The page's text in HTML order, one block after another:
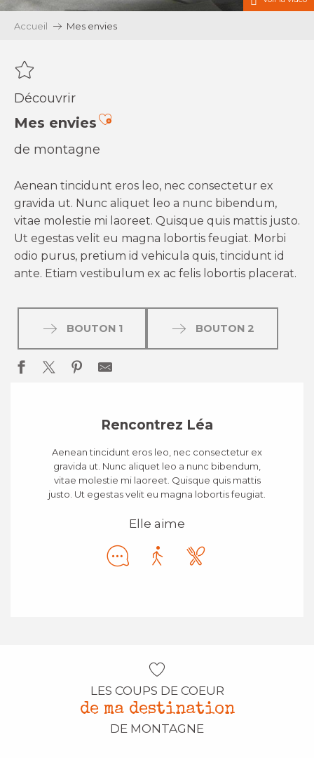
Accueil Mes envies
Découvrir
Mes enviesAjouter aux favoris
de montagne
Aenean tincidunt eros leo, nec consectetur ex
gravida ut. Nunc aliquet leo a nunc bibendum,
vitae molestie mi laoreet. Quisque quis mattis justo.
Ut egestas velit eu magna lobortis feugiat. Morbi
odio purus, pretium id vehicula quis, tincidunt id
ante. Etiam vestibulum ex ac felis lobortis placerat.
BOUTON 1 BOUTON 2
Rencontrez Léa
Aenean tincidunt eros leo, nec consectetur ex
gravida ut. Nunc aliquet leo a nunc bibendum,
vitae molestie mi laoreet. Quisque quis mattis
justo. Ut egestas velit eu magna lobortis feugiat.
Elle aime
LES COUPS DE COEUR
de ma destination
DE MONTAGNE